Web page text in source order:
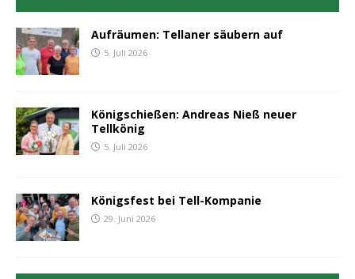
Aufräumen: Tellaner säubern auf
5. Juli 2026
Königschießen: Andreas Nieß neuer
Tellkönig
5. Juli 2026
Königsfest bei Tell-Kompanie
29. Juni 2026